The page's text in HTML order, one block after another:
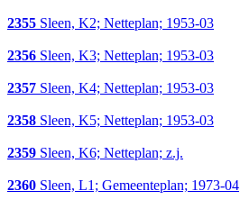
2355 Sleen, K2; Netteplan; 1953-03
2356 Sleen, K3; Netteplan; 1953-03
2357 Sleen, K4; Netteplan; 1953-03
2358 Sleen, K5; Netteplan; 1953-03
2359 Sleen, K6; Netteplan; z.j.
2360 Sleen, L1; Gemeenteplan; 1973-04